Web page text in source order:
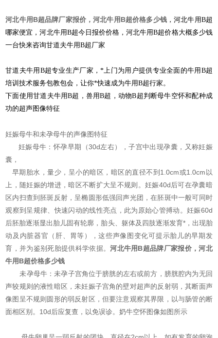
河北牛用B超品牌厂家报价，河北牛用B超价格多少钱，河北牛用B超
哪家便宜，河北牛用B超今日报价价格，河北牛用B超价格大概多少钱
一台快来咨询甘道夫牛用B超厂家
甘道夫牛用B超专业生产厂家，*上门为用户提供专业全面的牛用B超
培训技术服务包教包会，让你*快速成为牛用B超行家。
下面使用甘道夫牛用B超，兽用B超，动物B超判断母牛空怀和配种成
功的超声图像特征
妊娠母牛和未孕母牛的声像图特征
妊娠母牛：怀孕早期（30d左右），子宫中出现孕囊，又称妊娠
囊，
早期胎水，量少，呈小的暗区，暗区的直径不到1.0cm或1.0cm以
上，随妊娠的增进，暗区不断扩大呈不规则。妊娠40d后可在孕囊暗
区内扫查到胚斑反射，呈椭圆形低强回声光团，在胚斑中一般可同时
观察到呈规律、快速闪动的线性亮点，此为原始心管搏动。妊娠60d
后胚胎逐渐显出胎儿固有轮廓，胎头、躯体及四肢逐渐发育*，出现胎
动及内脏器官（肝、胃等），这些声像图变化可提示胎儿的早期发
育，并为鉴别死胎提供科学依据。河北牛用B超品牌厂家报价，河北
牛用B超价格多少钱
未孕母牛：未孕子宫角位于膀胱的左右或前方，膀胱腔内为无回
声较规则的液性暗区，未妊娠子宫角的壁对超声的反射弱，其断面声
像图呈不规则圆形的弱反射区，但要注意观察其界限，以与肠管的断
面相区别。10d后应复查，以免误诊。奶牛空怀图像如图所示